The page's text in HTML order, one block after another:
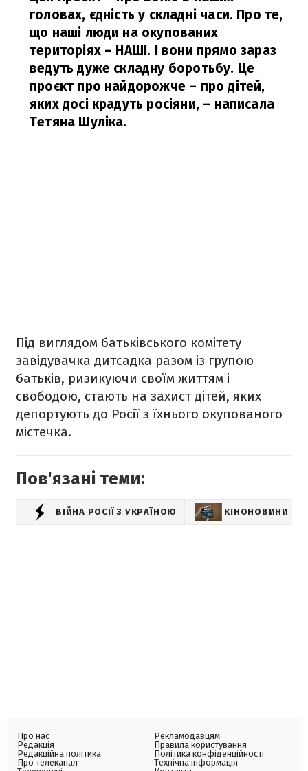
головах, єдність у складні часи. Про те,
що наші люди на окупованих
територіях – НАШІ. І вони прямо зараз
ведуть дуже складну боротьбу. Це
проєкт про найдорожче – про дітей,
яких досі крадуть росіяни, – написала
Тетяна Шуліка.
Під виглядом батьківського комітету
завідувачка дитсадка разом із групою
батьків, ризикуючи своїм життям і
свободою, стають на захист дітей, яких
депортують до Росії з їхнього окупованого
містечка.
Пов'язані теми:
ВІЙНА РОСІЇ З УКРАЇНОЮ КІНОНОВИНИ
Про нас
Редакція
Редакційна політика
Про телеканал
Рекламодавцям
Правила користування
Політика конфіденційності
Технічна інформація